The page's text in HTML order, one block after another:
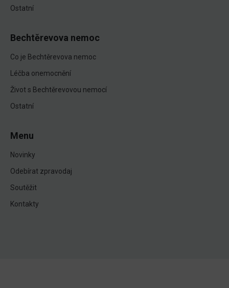
Ostatní
Bechtěrevova nemoc
Co je Bechtěrevova nemoc
Léčba onemocnění
Život s Bechtěrevovou nemocí
Ostatní
Menu
Novinky
Odebírat zpravodaj
Soutěžit
Kontakty